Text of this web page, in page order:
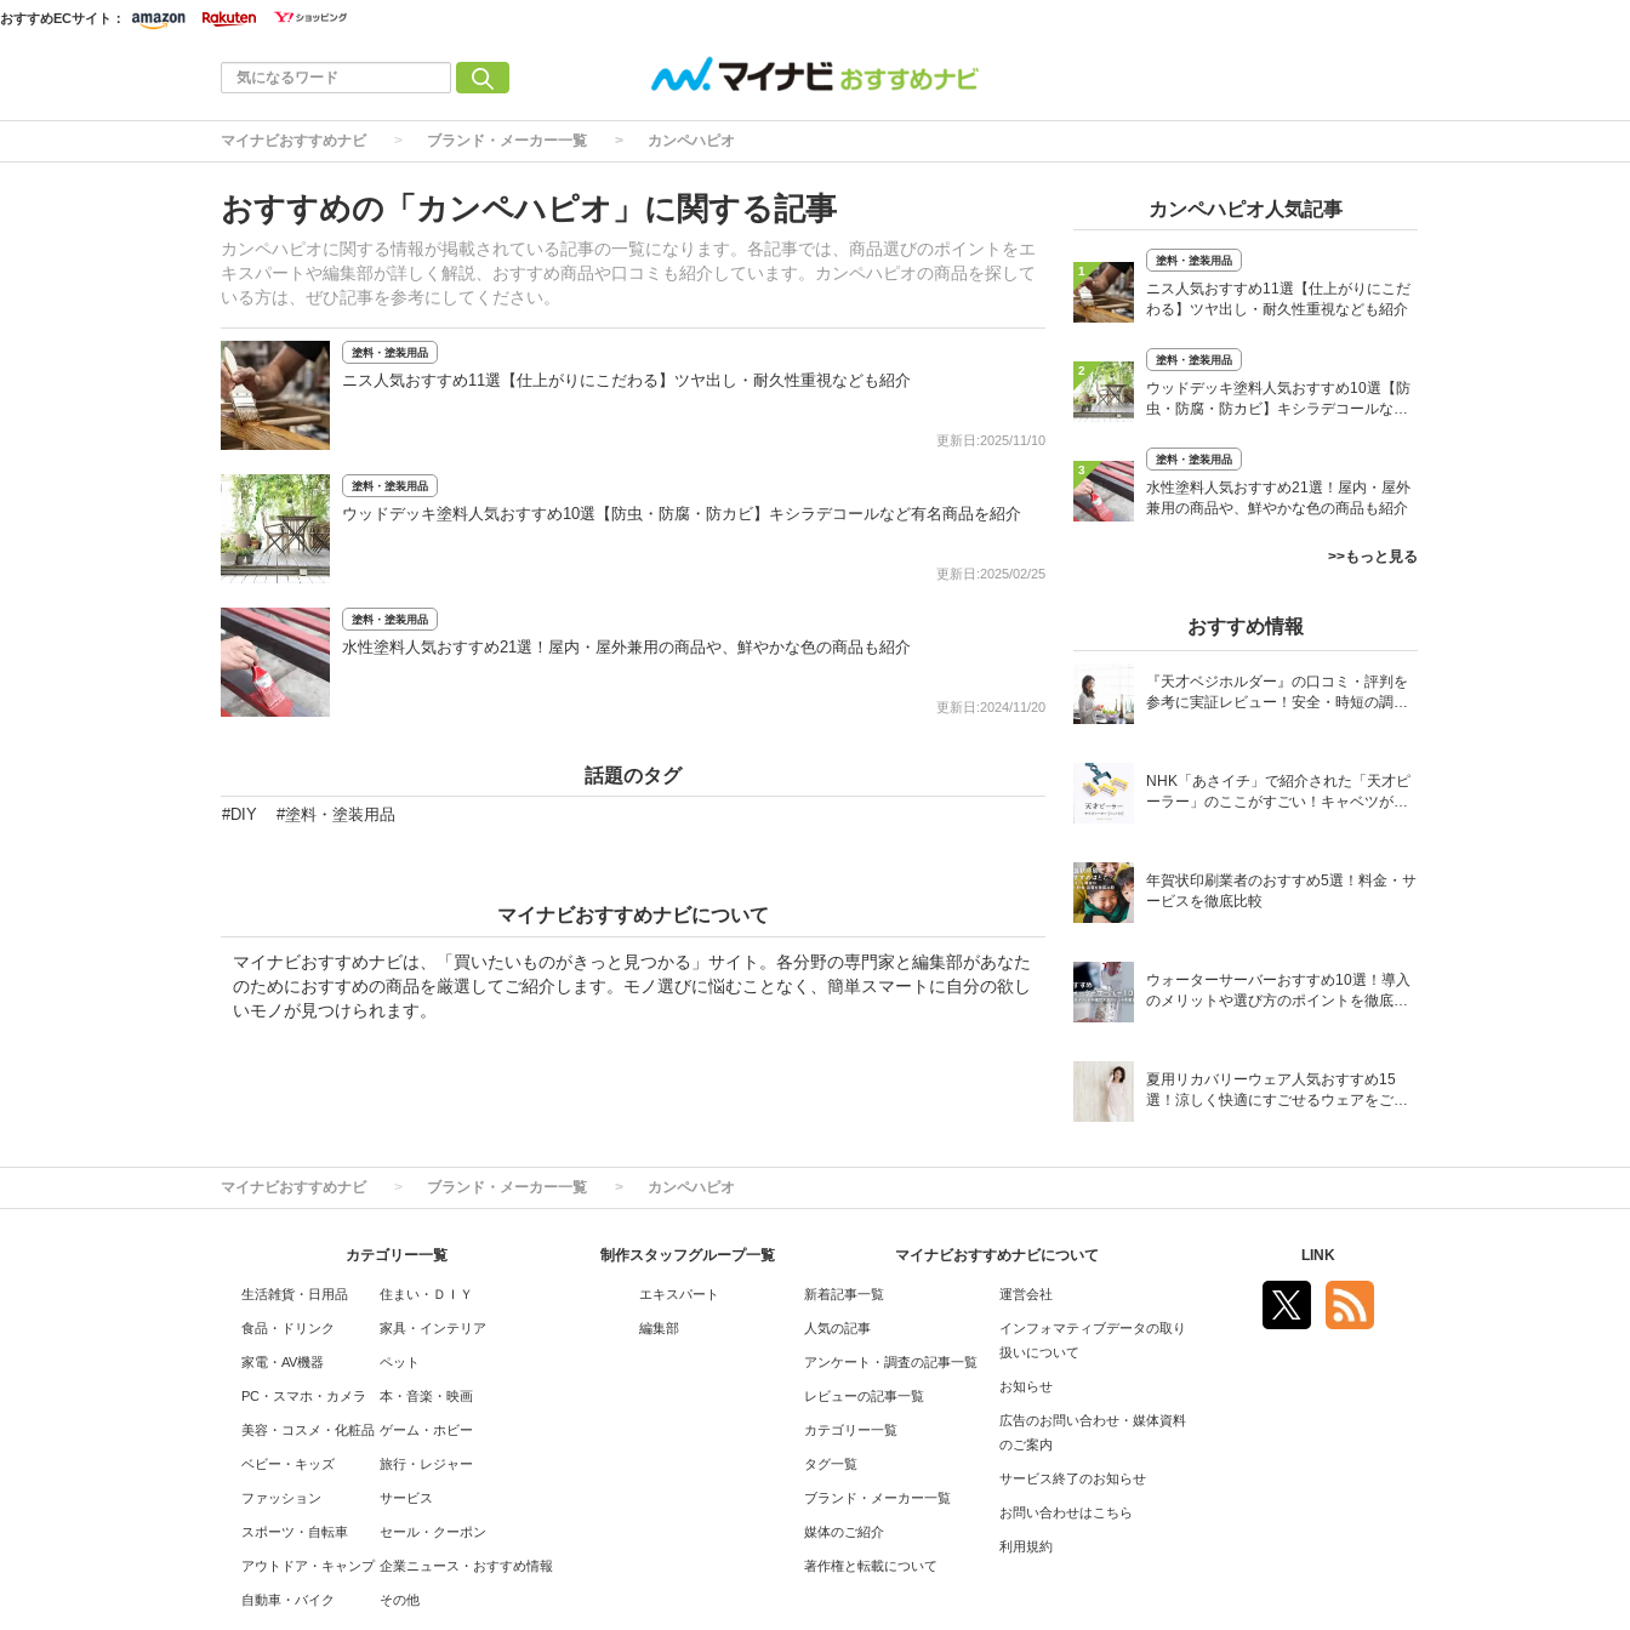
おすすめECサイト：
マイナビおすすめナビ ブランド・メーカー一覧 カンペハピオ
おすすめの「カンペハピオ」に関する記事
カンペハピオに関する情報が掲載されている記事の一覧になります。各記事では、商品選びのポイントをエ
キスパートや編集部が詳しく解説、おすすめ商品や口コミも紹介しています。カンペハピオの商品を探して
いる方は、ぜひ記事を参考にしてください。
塗料・塗装用品
ニス人気おすすめ11選【仕上がりにこだわる】ツヤ出し・耐久性重視なども紹介
更新日:2025/11/10
塗料・塗装用品
ウッドデッキ塗料人気おすすめ10選【防虫・防腐・防カビ】キシラデコールなど有名商品を紹介
更新日:2025/02/25
塗料・塗装用品
水性塗料人気おすすめ21選！屋内・屋外兼用の商品や、鮮やかな色の商品も紹介
更新日:2024/11/20
話題のタグ
#DIY #塗料・塗装用品
マイナビおすすめナビについて
マイナビおすすめナビは、「買いたいものがきっと見つかる」サイト。各分野の専門家と編集部があなた
のためにおすすめの商品を厳選してご紹介します。モノ選びに悩むことなく、簡単スマートに自分の欲し
いモノが見つけられます。
カンペハピオ人気記事
1
塗料・塗装用品
ニス人気おすすめ11選【仕上がりにこだ
わる】ツヤ出し・耐久性重視なども紹介
2
塗料・塗装用品
ウッドデッキ塗料人気おすすめ10選【防
虫・防腐・防カビ】キシラデコールなど
3
塗料・塗装用品
水性塗料人気おすすめ21選！屋内・屋外
兼用の商品や、鮮やかな色の商品も紹介
>>もっと見る
おすすめ情報
『天才ベジホルダー』の口コミ・評判を
参考に実証レビュー！安全・時短の調理
NHK「あさイチ」で紹介された「天才ピ
ーラー」のここがすごい！キャベツがほ
年賀状印刷業者のおすすめ5選！料金・サ
ービスを徹底比較
ウォーターサーバーおすすめ10選！導入
のメリットや選び方のポイントを徹底解
夏用リカバリーウェア人気おすすめ15
選！涼しく快適にすごせるウェアをご紹
マイナビおすすめナビ ブランド・メーカー一覧 カンペハピオ
カテゴリー一覧
生活雑貨・日用品
食品・ドリンク
家電・AV機器
PC・スマホ・カメラ
美容・コスメ・化粧品
ベビー・キッズ
ファッション
スポーツ・自転車
アウトドア・キャンプ
自動車・バイク
住まい・ＤＩＹ
家具・インテリア
ペット
本・音楽・映画
ゲーム・ホビー
旅行・レジャー
サービス
セール・クーポン
企業ニュース・おすすめ情報
その他
制作スタッフグループ一覧
エキスパート
編集部
マイナビおすすめナビについて
新着記事一覧
人気の記事
アンケート・調査の記事一覧
レビューの記事一覧
カテゴリー一覧
タグ一覧
ブランド・メーカー一覧
媒体のご紹介
著作権と転載について
運営会社
インフォマティブデータの取り
扱いについて
お知らせ
広告のお問い合わせ・媒体資料
のご案内
サービス終了のお知らせ
お問い合わせはこちら
利用規約
LINK